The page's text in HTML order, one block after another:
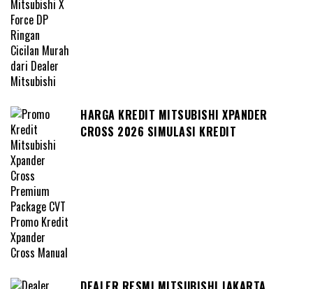
HARGA KREDIT MITSUBISHI XPANDER
CROSS 2026 SIMULASI KREDIT